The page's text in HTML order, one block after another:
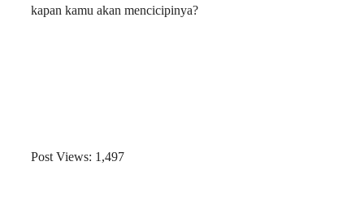
kapan kamu akan mencicipinya?
Post Views: 1,497